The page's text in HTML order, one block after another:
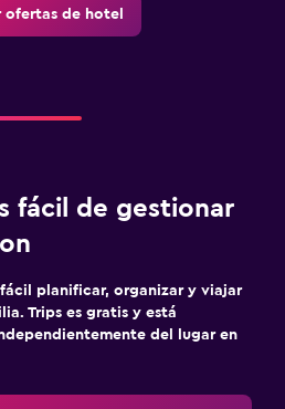
ofertas de hotel
fácil de gestionar
fácil planificar, organizar y viajar
Trips es gratis y está
del lugar en